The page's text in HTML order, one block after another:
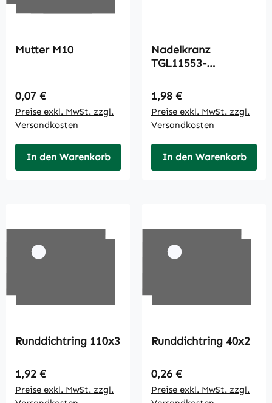
Mutter M10
Regulärer Preis:
0,07 €
Preise exkl. MwSt. zzgl.
Versandkosten
In den Warenkorb
Nadelkranz
TGL11553-
Regulärer Preis:
1,98 €
Preise exkl. MwSt. zzgl.
Versandkosten
In den Warenkorb
Runddichtring 110x3
Regulärer Preis:
1,92 €
Preise exkl. MwSt. zzgl.
Runddichtring 40x2
Regulärer Preis:
0,26 €
Preise exkl. MwSt. zzgl.